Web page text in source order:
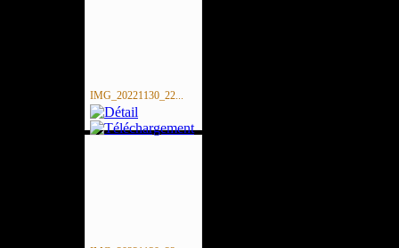
IMG_20221130_22...